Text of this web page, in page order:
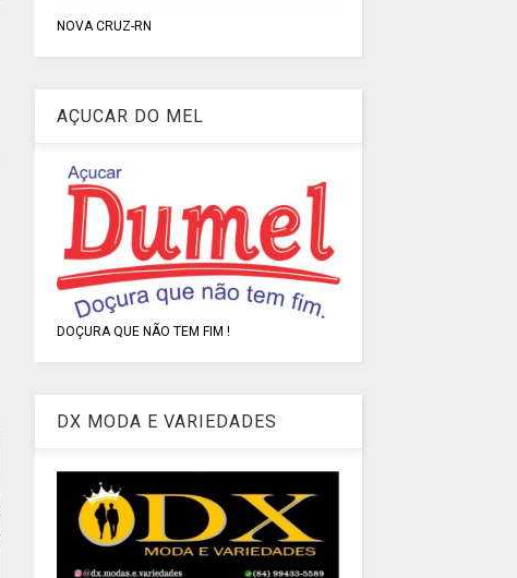
NOVA CRUZ-RN
AÇUCAR DO MEL
DOÇURA QUE NÃO TEM FIM !
DX MODA E VARIEDADES